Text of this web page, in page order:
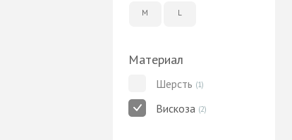
M L
Материал
Шерсть (1)
Вискоза (2)